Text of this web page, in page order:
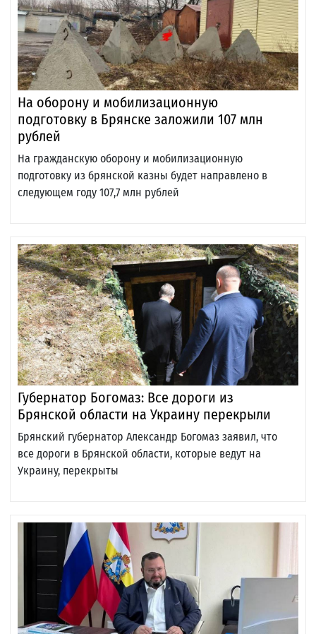
На оборону и мобилизационную
подготовку в Брянске заложили 107 млн
рублей
На гражданскую оборону и мобилизационную
подготовку из брянской казны будет направлено в
следующем году 107,7 млн рублей
Губернатор Богомаз: Все дороги из
Брянской области на Украину перекрыли
Брянский губернатор Александр Богомаз заявил, что
все дороги в Брянской области, которые ведут на
Украину, перекрыты